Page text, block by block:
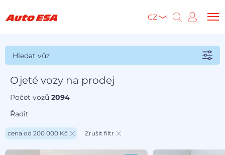
CZ
Hledat vůz
Ojeté vozy na prodej
Počet vozů2094
Řadit
cena od 200 000 Kč Zrušit filtr